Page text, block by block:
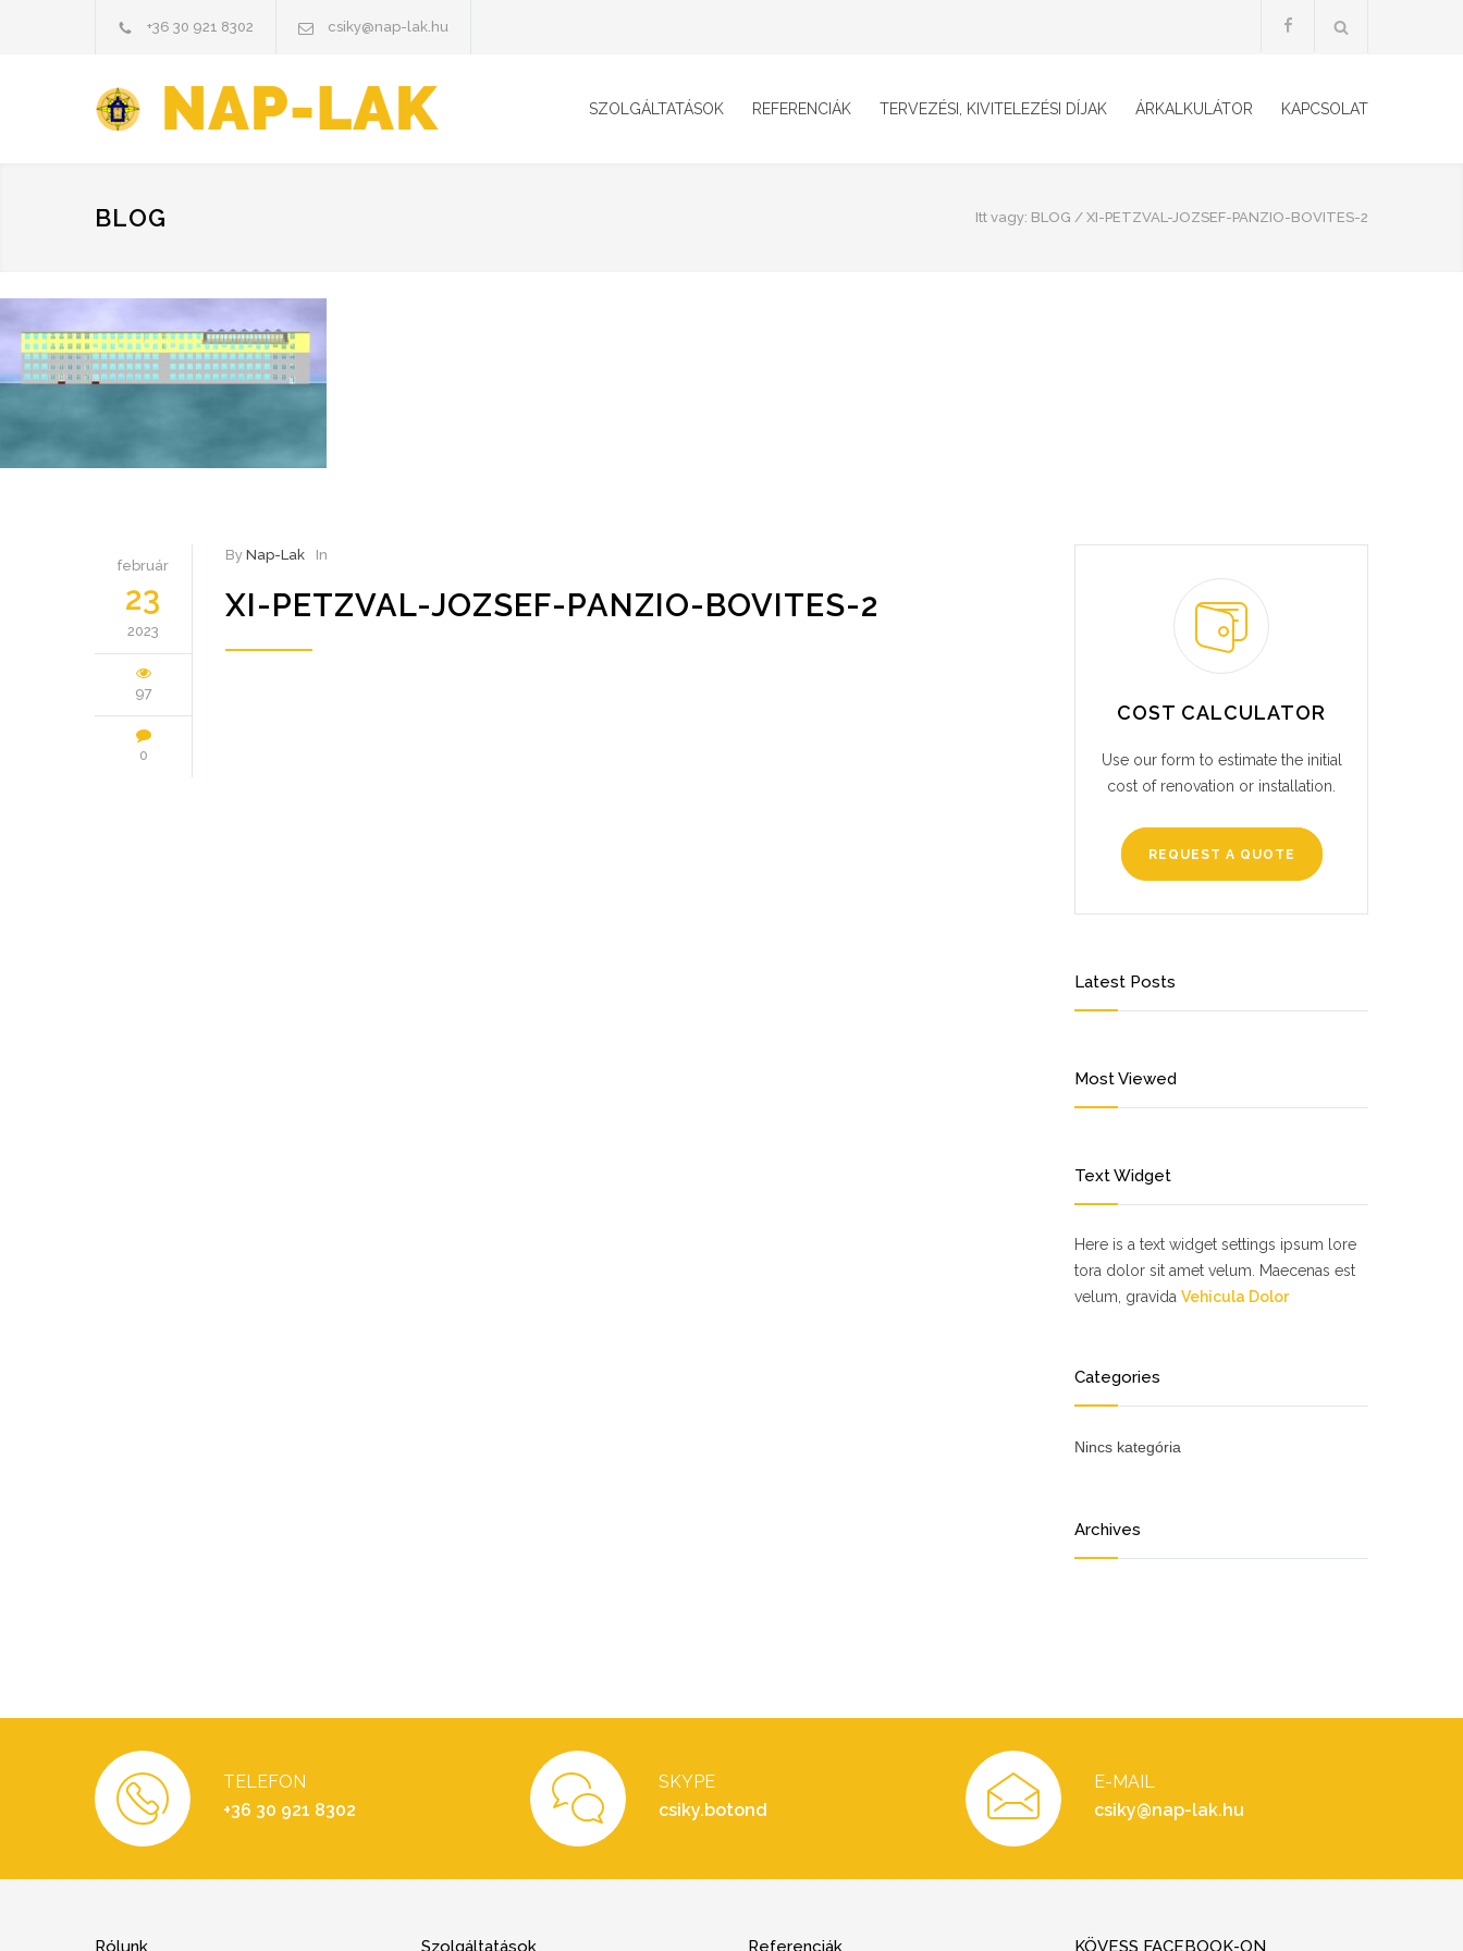
+36 30 921 8302 csiky@nap-lak.hu
SZOLGÁLTATÁSOK REFERENCIÁK TERVEZÉSI, KIVITELEZÉSI DÍJAK ÁRKALKULÁTOR KAPCSOLAT
BLOG Itt vagy: BLOG / XI-PETZVAL-JOZSEF-PANZIO-BOVITES-2
február
23
2023
97
0
By Nap-Lak In
XI-PETZVAL-JOZSEF-PANZIO-BOVITES-2
COST CALCULATOR
Use our form to estimate the initial
cost of renovation or installation.
REQUEST A QUOTE
Latest Posts
Most Viewed
Text Widget
Here is a text widget settings ipsum lore
tora dolor sit amet velum. Maecenas est
velum, gravida Vehicula Dolor
Categories
Nincs kategória
Archives
TELEFON
+36 30 921 8302
SKYPE
csiky.botond
E-MAIL
csiky@nap-lak.hu
Rólunk Szolgáltatások Referenciák KÖVESS FACEBOOK-ON